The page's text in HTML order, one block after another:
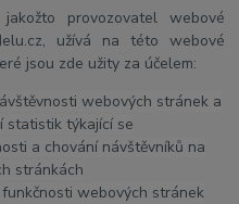
provozovatel webové
užívá na této webové
jsou zde užity za účelem:
webových stránek a
statistik týkající se
a chování návštěvníků na
stránkách
webových stránek